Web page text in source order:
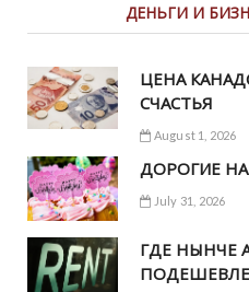
ДЕНЬГИ И
ЦЕНА
СЧАСТЬЯ
August 1, 2026
ДОРОГИЕ
July 31, 2026
ГДЕ НЫНЧЕ